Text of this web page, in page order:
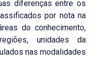
diferenças entre os
por nota na
do conhecimento,
unidades da
nas modalidades